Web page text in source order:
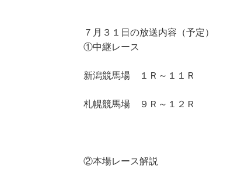
７月３１日の放送内容（予定）
①中継レース
新潟競馬場 １Ｒ～１１Ｒ
札幌競馬場 ９Ｒ～１２Ｒ
②本場レース解説